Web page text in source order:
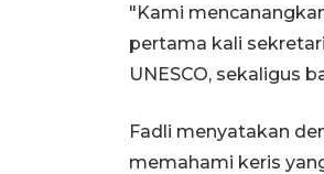
"Kami
pertama kali
UNESCO, sekaligus
Fadli menyatakan
memahami keris